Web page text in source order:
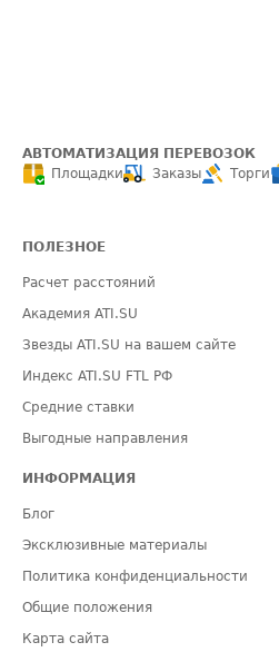
АВТОМАТИЗАЦИЯ ПЕРЕВОЗОК
Площадки
Заказы Торги
ПОЛЕЗНОЕ
Расчет расстояний
Академия ATI.SU
Звезды ATI.SU на вашем сайте
Индекс ATI.SU FTL РФ
Средние ставки
Выгодные направления
ИНФОРМАЦИЯ
Блог
Эксклюзивные материалы
Политика конфиденциальности
Общие положения
Карта сайта